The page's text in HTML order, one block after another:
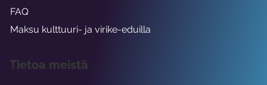
FAQ
Maksu kulttuuri- ja virike-eduilla
Tietoa meistä